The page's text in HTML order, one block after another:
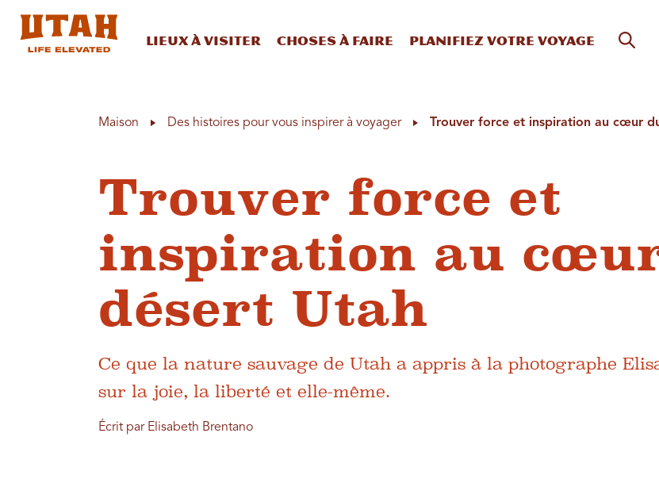
Lieux à visiter Choses à faire Planifiez votre voyage
Maison Des histoires pour vous inspirer à voyager Trouver force et inspiration au cœur
Trouver force et
inspiration au
désert Utah
Ce que la nature sauvage de Utah a appris à la photographe
sur la joie, la liberté et elle-même.
Écrit par Elisabeth Brentano